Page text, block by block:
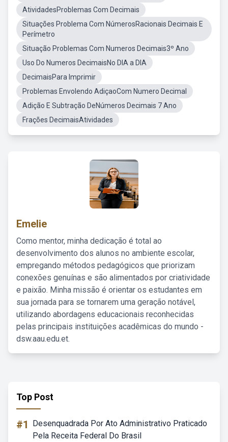
AtividadesProblemas Com Decimais
Situações Problema Com NúmerosRacionais Decimais E
Perímetro
Situação Problemas Com Numeros Decimais3º Ano
Uso Do Numeros DecimaisNo DIA a DIA
DecimaisPara Imprimir
Problemas Envolendo AdiçaoCom Numero Decimal
Adição E Subtração DeNúmeros Decimais 7 Ano
Frações DecimaisAtividades
Emelie
Como mentor, minha dedicação é total ao
desenvolvimento dos alunos no ambiente escolar,
empregando métodos pedagógicos que priorizam
conexões genuínas e são alimentados por criatividade
e paixão. Minha missão é orientar os estudantes em
sua jornada para se tornarem uma geração notável,
utilizando abordagens educacionais reconhecidas
pelas principais instituições acadêmicas do mundo -
dsw.aau.edu.et.
Top Post
#1
Desenquadrada Por Ato Administrativo Praticado
Pela Receita Federal Do Brasil